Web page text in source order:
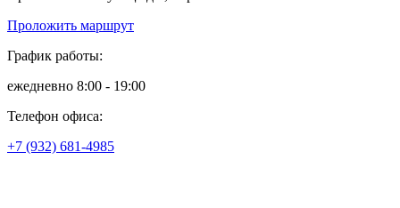
Проложить маршрут
График работы:
ежедневно 8:00 - 19:00
Телефон офиса:
+7 (932) 681-4985